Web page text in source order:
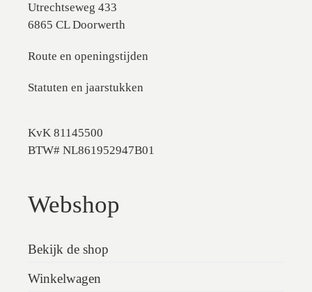
Utrechtseweg 433
6865 CL Doorwerth
Route en openingstijden
Statuten en jaarstukken
KvK 81145500
BTW# NL861952947B01
Webshop
Bekijk de shop
Winkelwagen